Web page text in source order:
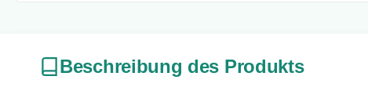
Beschreibung des Produkts